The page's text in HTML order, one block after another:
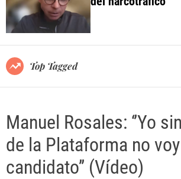
o
e
Top Tagged
Manuel Rosales: ‘’Yo
de la Plataforma no
candidato’’ (Vídeo)